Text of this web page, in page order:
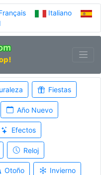
Italiano
Fiestas
Año Nuevo
Efectos
Reloj
Otoño Invierno